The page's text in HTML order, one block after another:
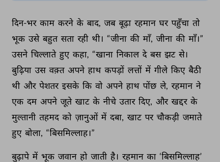
दिन-भर काम करने के बाद, जब बूढ़ा रहमान घर पहुँचा तो
भूक उसे बहुत सता रही थी। “जीना की माँ, जीना की माँ।”
उसने चिल्लाते हुए कहा, “खाना निकाल दे बस झट से।
बुढ़िया उस वक़्त अपने हाथ कपड़ों लत्तों में गीले किए बैठी
थी और पेशतर इसके कि वो अपने हाथ पोंछ ले, रहमान ने
एक दम अपने जूते खाट के नीचे उतार दिए, और खद्दर के
मुल्तानी तहमद को ज़ानुओं में दबा, खाट पर चौकड़ी जमाते
हुए बोला, “बिसमिल्लाह।”
बुढ़ापे में भूक जवान हो जाती है। रहमान का ‘बिसमिल्लाह’